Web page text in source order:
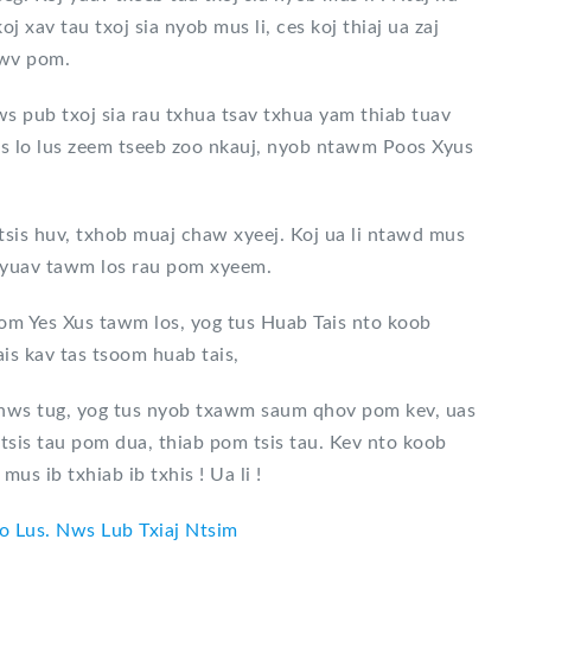
xav tau txoj sia nyob mus li, ces koj thiaj ua zaj
pom.
pub txoj sia rau txhua tsav txhua yam thiab tuav
lo lus zeem tseeb zoo nkauj, nyob ntawm Poos Xyus
huv, txhob muaj chaw xyeej. Koj ua li ntawd mus
tawm los rau pom xyeem.
Yes Xus tawm los, yog tus Huab Tais nto koob
kav tas tsoom huab tais,
tug, yog tus nyob txawm saum qhov pom kev, uas
tau pom dua, thiab pom tsis tau. Kev nto koob
ib txhiab ib txhis ! Ua li !
Lus. Nws Lub Txiaj Ntsim